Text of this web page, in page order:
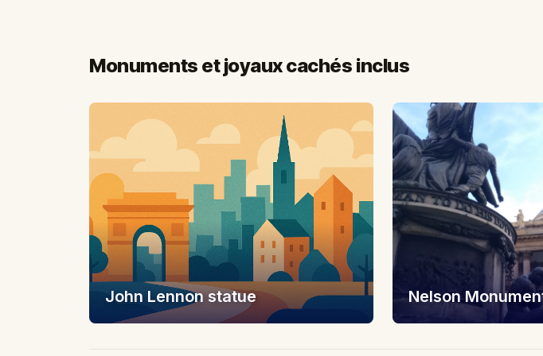
Monuments et joyaux cachés inclus
John Lennon statue Nelson